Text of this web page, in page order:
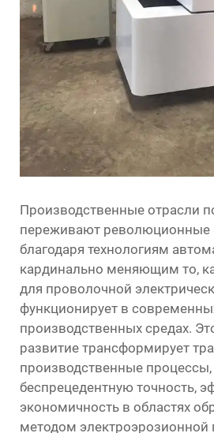
Производственные отрасли
переживают революционные
благодаря технологиям
кардинально меняющим то,
для проволочной
функционирует в
производственных средах.
развитие трансформирует
производственные процессы,
беспрецедентную точность,
экономичность в областях
методом электроэрозионной